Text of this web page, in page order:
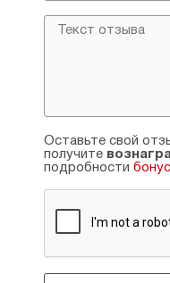
Оставьте свой
получите
подробности